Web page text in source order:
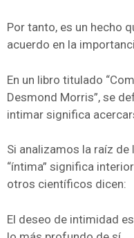
Por tanto, es un hecho
acuerdo en la
En un libro titulado
Desmond Morris”, se
intimar significa
Si analizamos la raíz
“íntima” significa
otros científicos dicen:
El deseo de intimidad